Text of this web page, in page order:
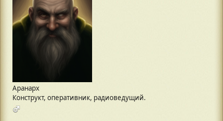
Аранарх
Конструкт, оперативник, радиоведущий.